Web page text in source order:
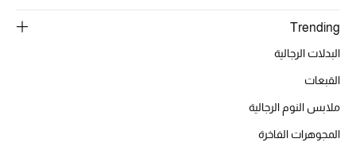
Trending
البدلات الرجالية
القبعات
ملابس النوم الرجالية
المجوهرات الفاخرة